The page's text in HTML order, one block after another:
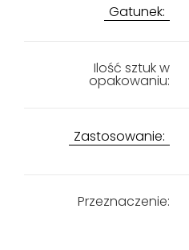
Gatunek:
Ilość sztuk w
opakowaniu:
Zastosowanie:
Przeznaczenie: